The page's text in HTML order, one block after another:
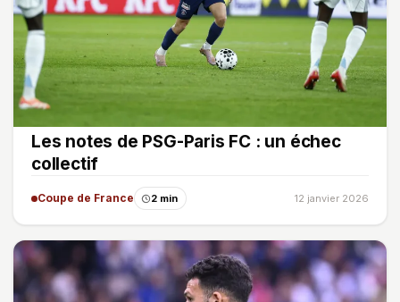
Les notes de PSG-Paris FC : un échec
collectif
Coupe de France 2 min 12 janvier 2026